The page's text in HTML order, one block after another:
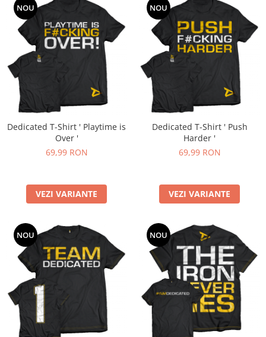
NOU
Dedicated T-Shirt ' Playtime is
Over '
69,99 RON
VEZI VARIANTE
NOU
Dedicated T-Shirt ' Push
Harder '
69,99 RON
VEZI VARIANTE
NOU NOU